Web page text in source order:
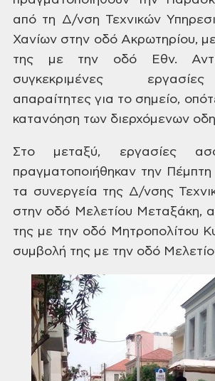
από τη Δ/νση Τεχνικών
Χανίων στην οδό Ακρωτηρίου,
της με την οδό Εθν.
συγκεκριμένες εργασίες
απαραίτητες για το σημείο,
κατανόηση των διερχόμενων
Στο μεταξύ, εργασίες
πραγματοποιήθηκαν την Πέμπτη
τα συνεργεία της Δ/νσης
στην οδό Μελετίου Μεταξάκη,
της με την οδό Μητροπολίτου
συμβολή της με την οδό